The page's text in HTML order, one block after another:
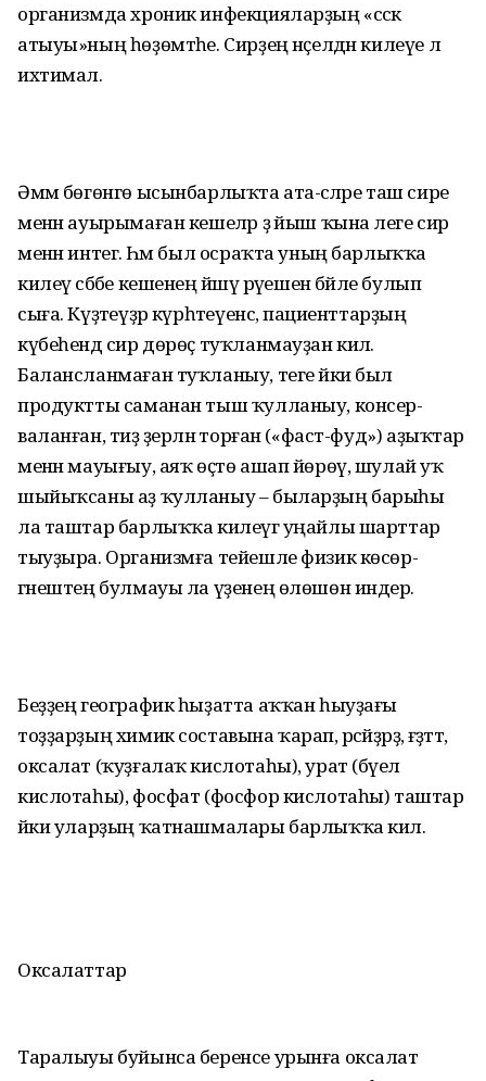
организмда хроник инфекцияларҙың «сәскә
атыуы»ның һөҙөмтәһе. Сирҙең нәҫелдән килеүе лә
ихтимал.
Әммә бөгөнгө ысынбарлыҡта ата-әсәләре таш сире
менән ауырымаған кешеләр ҙә йыш ҡына әлеге сир
менән интегә. Һәм был осраҡта уның барлыҡҡа
килеү сәбәбе кешенең йәшәү рәүешенә бәйле булып
сыға. Күҙәтеүҙәр күрһәтеүенсә, пациенттарҙың
күбеһендә сир дөрөҫ туҡлан­мауҙан килә.
Балансланмаған туҡланыу, теге йәки был
продуктты саманан тыш ҡулланыу, консер­
валанған, тиҙ әҙерләнә торған («фаст-фуд») аҙыҡтар
менән мауығыу, аяҡ өҫтө ашап йөрөү, шулай уҡ
шыйыҡсаны аҙ ҡулланыу – быларҙың барыһы
ла таштар барлыҡҡа килеүгә уңайлы шарттар
тыуҙыра. Орга­низмға тейешле физик көсөр­
гәнештең булмауы ла үҙенең өлөшөн индерә.
Беҙҙең географик һыҙатта аҡҡан һыуҙағы
тоҙҙарҙың химик составына ҡарап, рәсәйҙәрҙә, ғәҙәттә,
оксалат (ҡуҙғалаҡ кислотаһы), урат (бәүел
кислотаһы), фосфат (фосфор кислотаһы) таштар
йәки уларҙың ҡатнашмалары барлыҡҡа килә.
Оксалаттар
Таралыуы буйынса беренсе урынға оксалат